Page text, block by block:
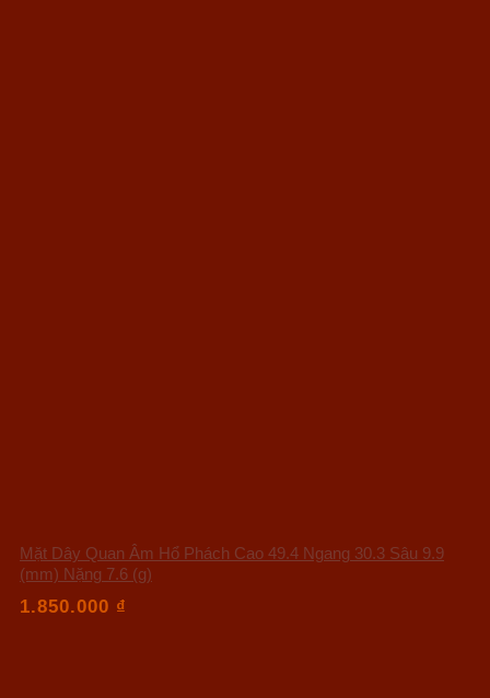
Mặt Dây Quan Âm Hổ Phách Cao 49.4 Ngang 30.3 Sâu 9.9
(mm) Nặng 7.6 (g)
1.850.000 ₫